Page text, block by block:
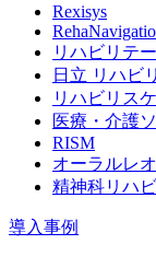
Rexisys
リハビリテ
日立 リハビ
リハビリス
医療・介護
RISM
オーラルレ
精神科リハ
導入事例